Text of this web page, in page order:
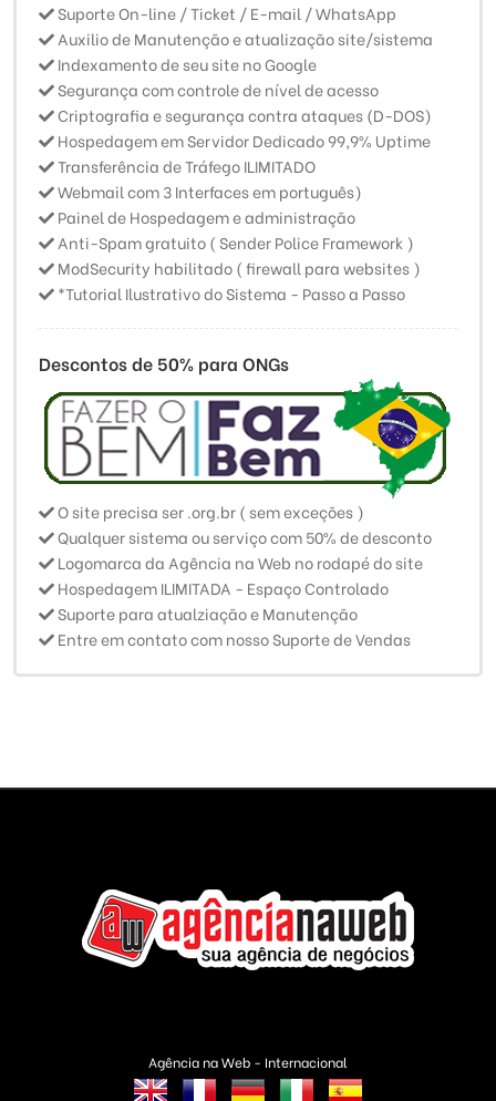
Suporte On-line / Ticket / E-mail / WhatsApp
Auxilio de Manutenção e atualização site/sistema
Indexamento de seu site no Google
Segurança com controle de nível de acesso
Criptografia e segurança contra ataques (D-DOS)
Hospedagem em Servidor Dedicado 99,9% Uptime
Transferência de Tráfego ILIMITADO
Webmail com 3 Interfaces em português)
Painel de Hospedagem e administração
Anti-Spam gratuito ( Sender Police Framework )
ModSecurity habilitado ( firewall para websites )
*Tutorial Ilustrativo do Sistema - Passo a Passo
Descontos de 50% para ONGs
O site precisa ser .org.br ( sem exceções )
Qualquer sistema ou serviço com 50% de desconto
Logomarca da Agência na Web no rodapé do site
Hospedagem ILIMITADA - Espaço Controlado
Suporte para atualziação e Manutenção
Entre em contato com nosso Suporte de Vendas
Agência na Web - Internacional